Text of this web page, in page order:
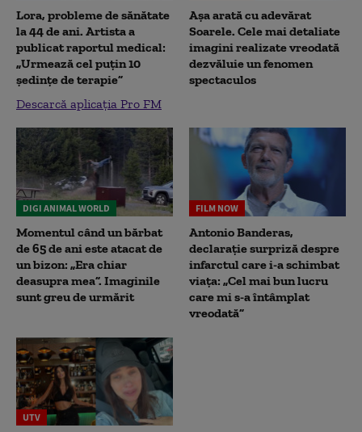
Lora, probleme de sănătate
la 44 de ani. Artista a
publicat raportul medical:
„Urmează cel puțin 10
ședințe de terapie”
Descarcă aplicația Pro FM
Așa arată cu adevărat
Soarele. Cele mai detaliate
imagini realizate vreodată
dezvăluie un fenomen
spectaculos
DIGI ANIMAL WORLD
Momentul când un bărbat
de 65 de ani este atacat de
un bizon: „Era chiar
deasupra mea”. Imaginile
sunt greu de urmărit
FILM NOW
Antonio Banderas,
declarație surpriză despre
infarctul care i-a schimbat
viața: „Cel mai bun lucru
care mi s-a întâmplat
vreodată”
UTV